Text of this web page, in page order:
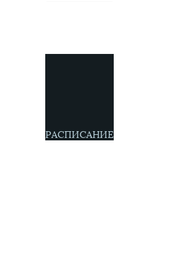
РАСПИСАНИЕ